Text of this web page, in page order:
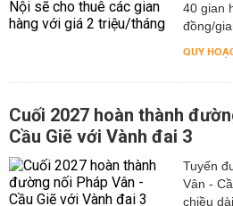
40 gian
đồng/
QUY
Cuối 2027 hoàn thành
Cầu Giẽ với Vành đai 3
Tuyến
Vân -
chiều